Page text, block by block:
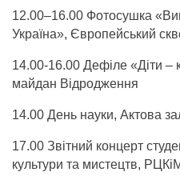
12.00–16.00 Фотосушка
Україна», Європейський
14.00-16.00 Дефіле «Діти –
майдан Відродження
14.00 День науки, Актова
17.00 Звітний концерт
культури та мистецтв,